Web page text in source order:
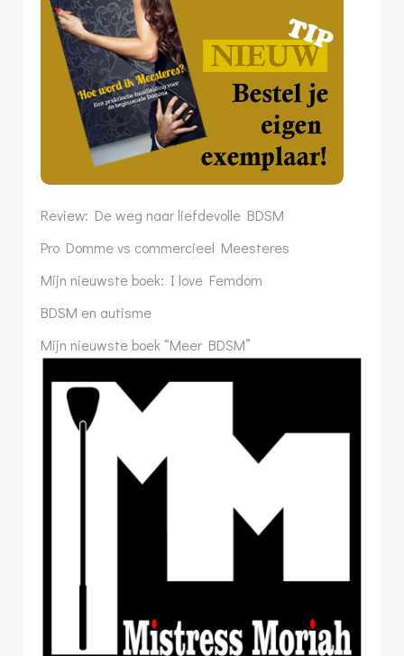
Review: De weg naar liefdevolle BDSM
Pro Domme vs commercieel Meesteres
Mijn nieuwste boek: I love Femdom
BDSM en autisme
Mijn nieuwste boek “Meer BDSM”